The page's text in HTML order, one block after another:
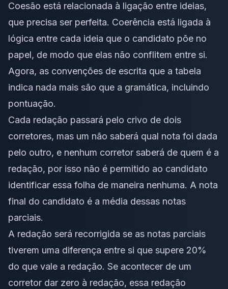
Coesão está relacionada à ligação entre ideias,
que precisa ser perfeita. Coerência está ligada à
lógica entre cada ideia que o candidato põe no
papel, de modo que elas não conflitem entre si.
Agora, as convenções de escrita que a tabela
indica nada mais são que a gramática, incluindo
pontuação.
Cada redação passará pelo crivo de dois
corretores, mas um não saberá qual nota foi dada
pelo outro, e nenhum corretor saberá de quem é a
redação, por isso não é permitido ao candidato
identificar essa folha de maneira nenhuma. A nota
final do candidato é a média dessas notas
parciais.
A redação será recorrigida se as notas parciais
tiverem uma diferença entre si que supere 20%
do que vale a redação. Se acontecer de um
corretor dar zero à redação, essa redação